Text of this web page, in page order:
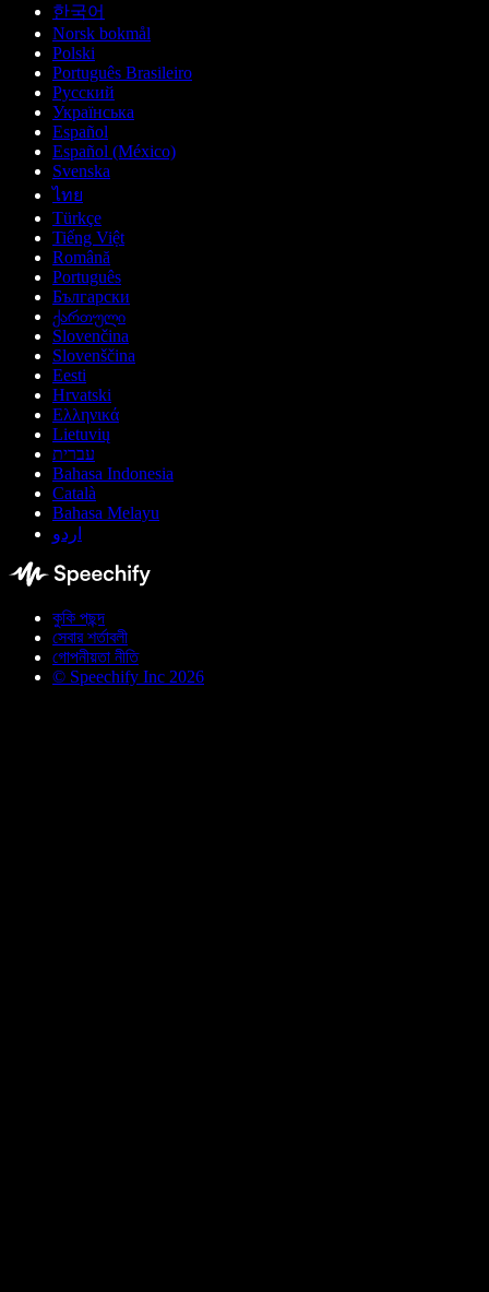
한국어
Norsk bokmål
Polski
Português Brasileiro
Русский
Українська
Español
Español (México)
Svenska
ไทย
Türkçe
Tiếng Việt
Română
Português
Български
ქართული
Slovenčina
Slovenščina
Eesti
Hrvatski
Ελληνικά
Lietuvių
עברית
Bahasa Indonesia
Català
Bahasa Melayu
اردو
কুকি পছন্দ
সেবার শর্তাবলী
গোপনীয়তা নীতি
© Speechify Inc 2026